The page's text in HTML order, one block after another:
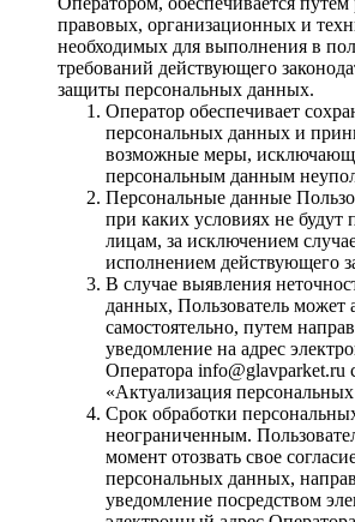
правовых, организационных и
необходимых для выполнения в
требований действующего
защиты персональных данных.
Оператор обеспечивает
персональных данных и
возможные меры,
персональным данным
Персональные данные
при каких условиях не будут
лицам, за исключением
исполнением действующего
В случае выявления
данных, Пользователь может
самостоятельно, путем
уведомление на адрес
Оператора info@glavparket.ru
«Актуализация
Срок обработки
неограниченным.
момент отозвать свое
персональных данных,
уведомление посредством